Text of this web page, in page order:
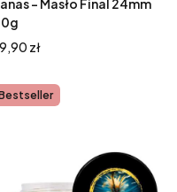
– Masło Final 24mm
zł